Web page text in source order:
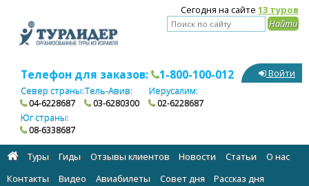
Сегодня на сайте 13 туров
Телефон для заказов: 1-800-100-012
Север страны:
04-6228687
Тель-Авив:
03-6280300
Иерусалим:
02-6228687
Юг страны:
08-6338687
Войти
Туры Гиды Отзывы клиентов Новости Статьи
О нас
Контакты
Видео Авиабилеты Cовет дня Рассказ дня